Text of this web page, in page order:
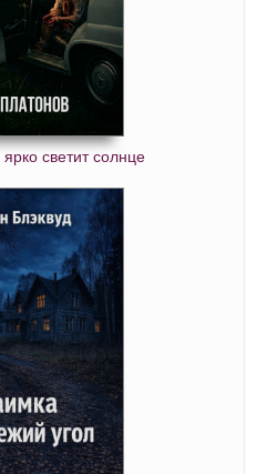
светит солнце